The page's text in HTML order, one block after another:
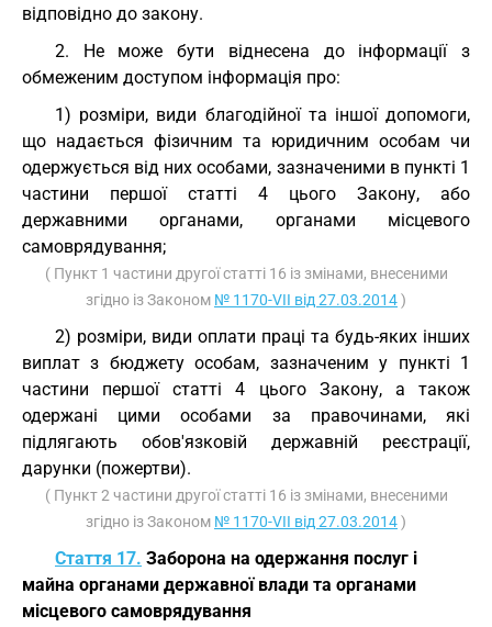
відповідно до закону.
2. Не може бути віднесена до інформації з
обмеженим доступом інформація про:
1) розміри, види благодійної та іншої допомоги,
що надається фізичним та юридичним особам чи
одержується від них особами, зазначеними в пункті 1
частини першої статті 4 цього Закону, або
державними органами, органами місцевого
самоврядування;
( Пункт 1 частини другої статті 16 із змінами, внесеними
згідно із Законом № 1170-VII від 27.03.2014)
2) розміри, види оплати праці та будь-яких інших
виплат з бюджету особам, зазначеним у пункті 1
частини першої статті 4 цього Закону, а також
одержані цими особами за правочинами, які
підлягають обов'язковій державній реєстрації,
дарунки (пожертви).
( Пункт 2 частини другої статті 16 із змінами, внесеними
згідно із Законом № 1170-VII від 27.03.2014)
Стаття 17. Заборона на одержання послуг і
майна органами державної влади та органами
місцевого самоврядування